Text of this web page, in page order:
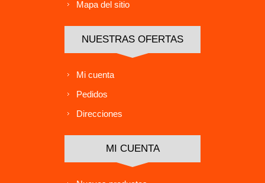
Mapa del sitio
NUESTRAS OFERTAS
Mi cuenta
Pedidos
Direcciones
MI CUENTA